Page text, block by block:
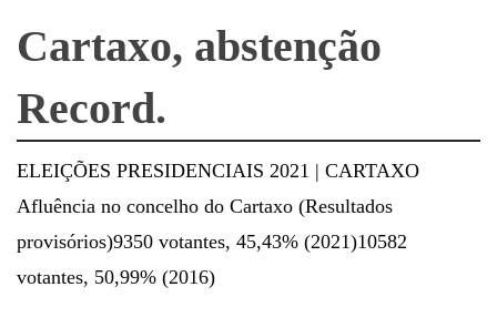
Cartaxo, abstenção
Record.
ELEIÇÕES PRESIDENCIAIS 2021 | CARTAXO
Afluência no concelho do Cartaxo (Resultados
provisórios)9350 votantes, 45,43% (2021)10582
votantes, 50,99% (2016)